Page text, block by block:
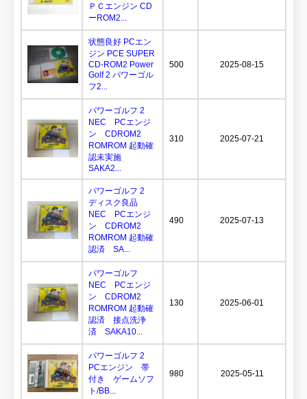
ＰＣエンジン CD
ーROM2...
状態良好 PCエン
ジン PCE SUPER
CD-ROM2 Power
Golf 2 パワーゴル
フ2...
500 2025-08-15
パワーゴルフ 2
NEC PCエンジ
ン CDROM2
ROMROM 起動確
認未実施
SAKA2...
310 2025-07-21
パワーゴルフ 2
ディスク良品
NEC PCエンジ
ン CDROM2
ROMROM 起動確
認済 SA...
490 2025-07-13
パワーゴルフ
NEC PCエンジ
ン CDROM2
ROMROM 起動確
認済 接点洗浄
済 SAKA10...
130 2025-06-01
パワーゴルフ 2
PCエンジン 帯
付き ゲームソフ
ト/BB...
980 2025-05-11